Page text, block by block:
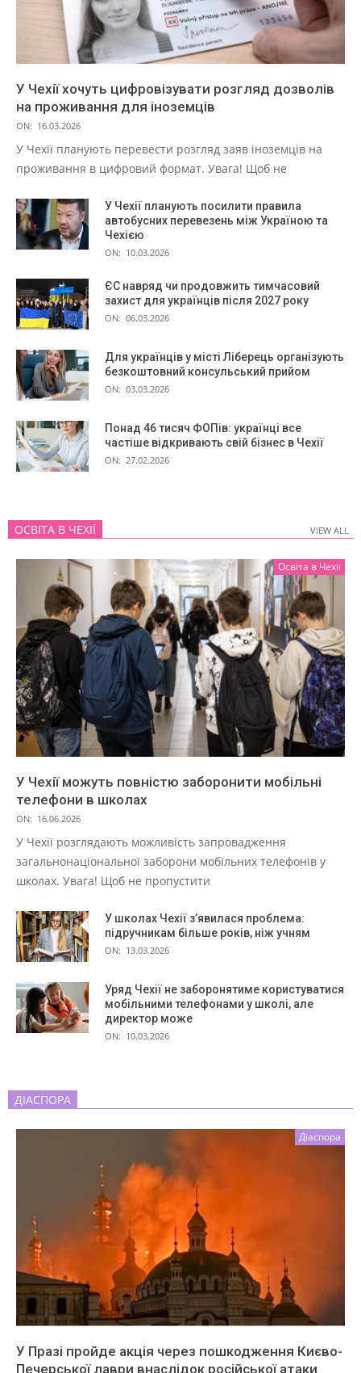
У Чехії хочуть цифровізувати розгляд дозволів
на проживання для іноземців
ON: 16.03.2026
У Чехії планують перевести розгляд заяв іноземців на
проживання в цифровий формат. Увага! Щоб не
У Чехії планують посилити правила
автобусних перевезень між Україною та
Чехією
ON: 10.03.2026
ЄС навряд чи продовжить тимчасовий
захист для українців після 2027 року
ON: 06.03.2026
Для українців у місті Ліберець організують
безкоштовний консульський прийом
ON: 03.03.2026
Понад 46 тисяч ФОПів: українці все
частіше відкривають свій бізнес в Чехії
ON: 27.02.2026
ОСВІТА В ЧЕХІЇ VIEW ALL
Освіта в Чехії
У Чехії можуть повністю заборонити мобільні
телефони в школах
ON: 16.06.2026
У Чехії розглядають можливість запровадження
загальнонаціональної заборони мобільних телефонів у
школах. Увага! Щоб не пропустити
У школах Чехії з’явилася проблема:
підручникам більше років, ніж учням
ON: 13.03.2026
Уряд Чехії не заборонятиме користуватися
мобільними телефонами у школі, але
директор може
ON: 10.03.2026
VIEW ALL
ДІАСПОРА
Діаспора
У Празі пройде акція через пошкодження Києво-
Печерської лаври внаслідок російської атаки